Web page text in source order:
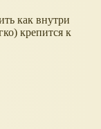
как внутри
крепится к